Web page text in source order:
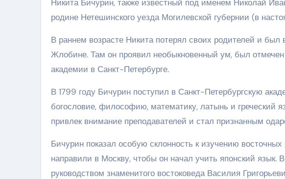
Никита Бичурин, также известный под именем Николай
родине Нетешинского уезда Могилевской губернии (в
В раннем возрасте Никита потерял своих родителей и
Жлобине. Там он проявил необыкновенный ум, был
академии в Санкт-Петербурге.
В 1799 году Бичурин поступил в Санкт-Петербургскую
богословие, философию, математику, латынь и греческий
привлек внимание преподавателей и стал признанным
Бичурин показал особую склонность к изучению восточных
направили в Москву, чтобы он начал учить японский язык.
руководством знаменитого востоковеда Василия